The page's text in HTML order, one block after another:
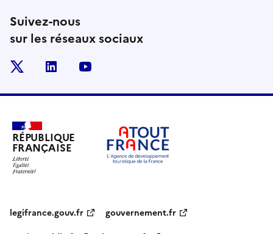
Suivez-nous
sur les réseaux sociaux
linkedin
RÉPUBLIQUE
FRANÇAISE
legifrance.gouv.fr
gouvernement.fr